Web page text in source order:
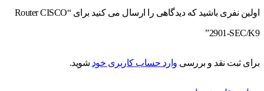
اولین نفری باشید که دیدگاهی را ارسال می کنید برای “Router CISCO
2901-SEC/K9”
برای ثبت نقد و بررسی وارد حساب کاربری خود شوید.